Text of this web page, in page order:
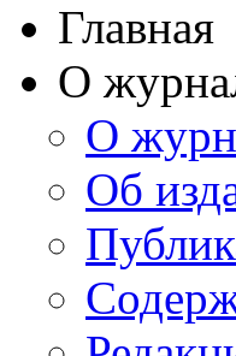
Главная
О
О
Об